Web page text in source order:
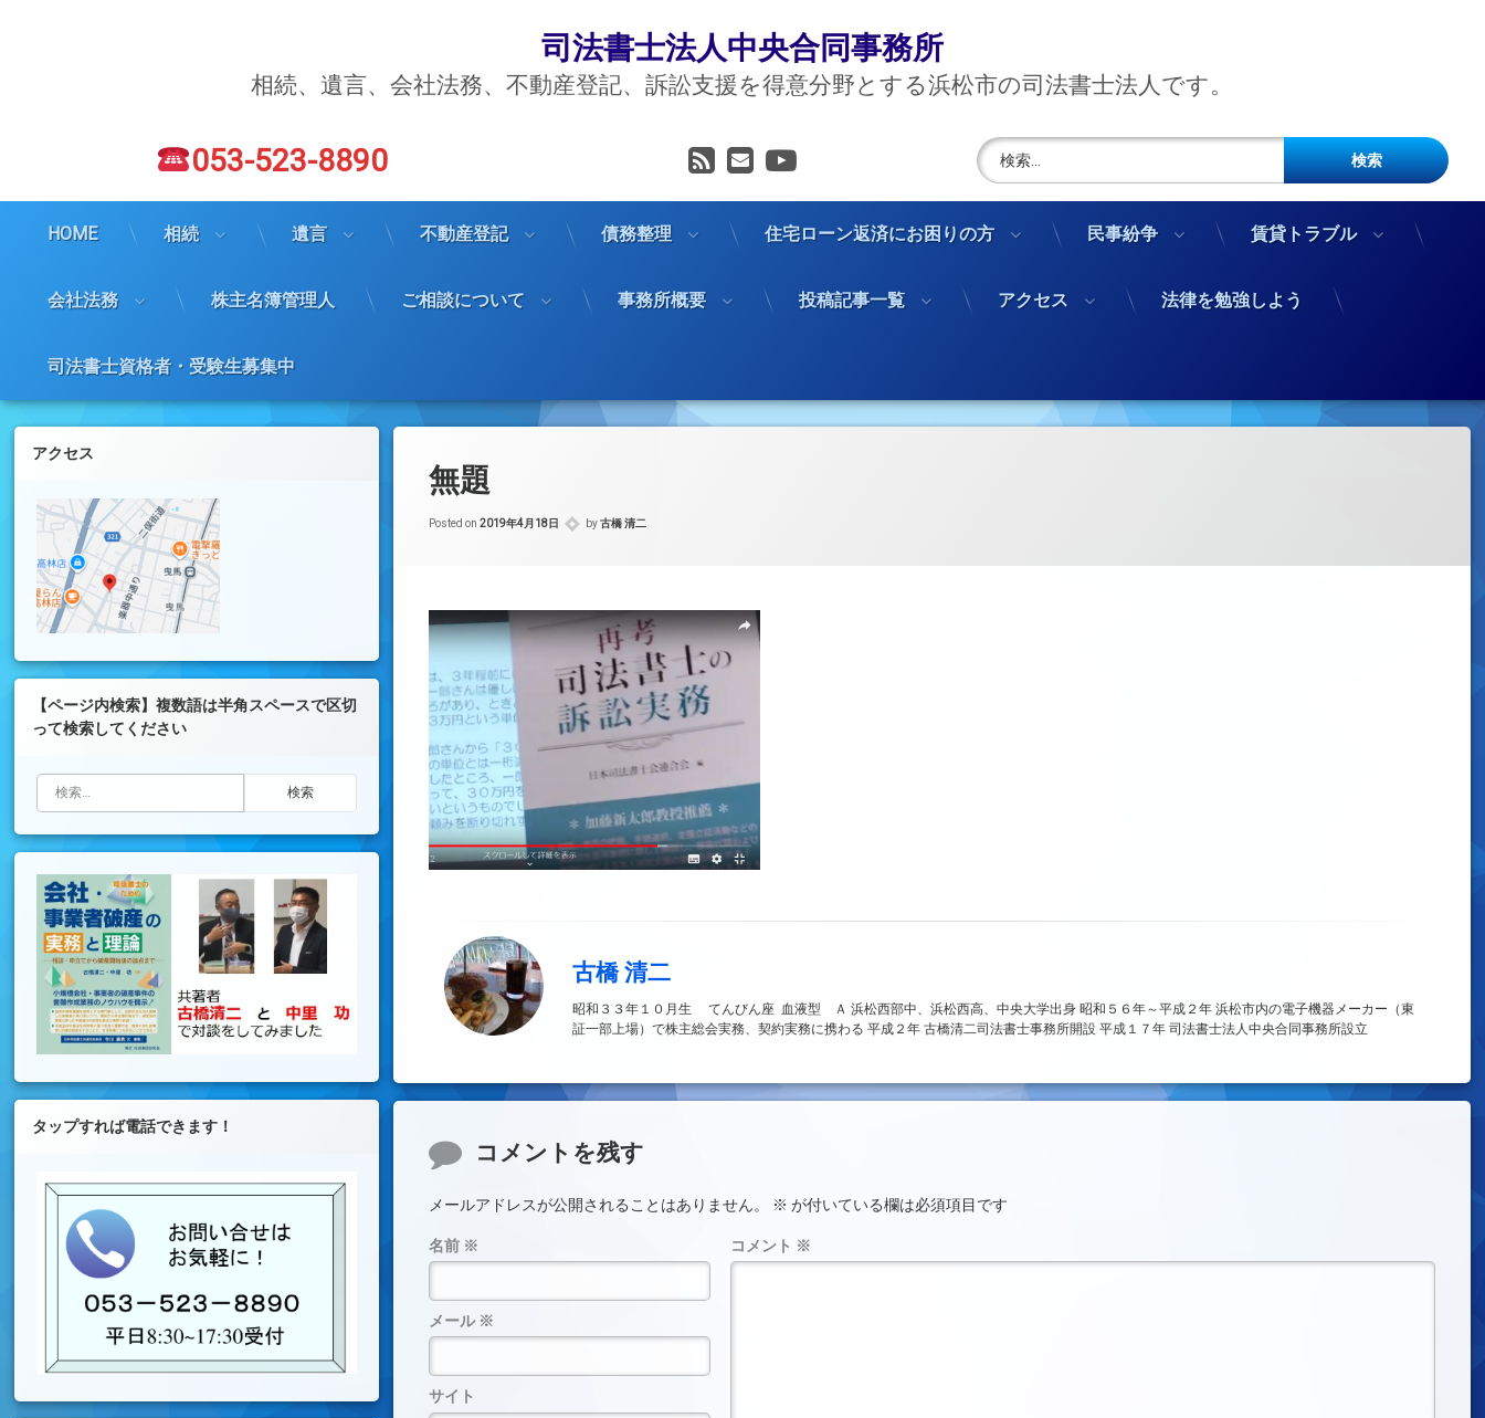
司法書士法人中央合同事務所
相続、遺言、会社法務、不動産登記、訴訟支援を得意分野とする浜松市の司法書士法人です。
電話番号:
053-523-8890 RSSメールアドレス
YouTube 検索:
HOME 相続 遺言 不動産登記 債務整理 住宅ローン返済にお困りの方 民事紛争 賃貸トラブル
会社法務 株主名簿管理人 ご相談について 事務所概要 投稿記事一覧 アクセス 法律を勉強しよう
司法書士資格者・受験生募集中
無題
Posted on 2019年4月18日 by古橋 清二
古橋 清二
昭和３３年１０月生 てんびん座 血液型 Ａ 浜松西部中、浜松西高、中央大学出身 昭和５６年～平成２年 浜松市内の電子機器メーカー（東
証一部上場）で株主総会実務、契約実務に携わる 平成２年 古橋清二司法書士事務所開設 平成１７年 司法書士法人中央合同事務所設立
コメントコメントを残す
メールアドレスが公開されることはありません。 ※ が付いている欄は必須項目です
コメント ※
名前 ※
メール ※
サイト
左サイドバー
アクセス
【ページ内検索】複数語は半角スペースで区切
って検索してください
検索:
タップすれば電話できます！